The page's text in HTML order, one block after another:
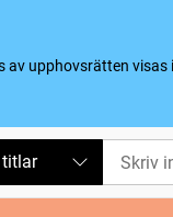
upphovsrätten